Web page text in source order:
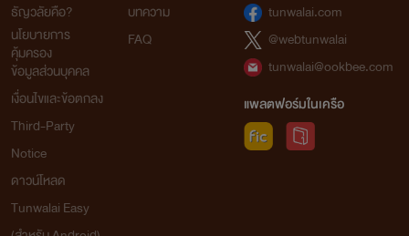
ธัญวลัยคือ?
นโยบายการ
คุ้มครอง
ข้อมูลส่วนบุคคล
เงื่อนไขและข้อตกลง
Third-Party
Notice
ดาวน์โหลด
Tunwalai Easy
บทความ
FAQ
tunwalai.com
@webtunwalai
tunwalai@ookbee.com
แพลตฟอร์มในเครือ